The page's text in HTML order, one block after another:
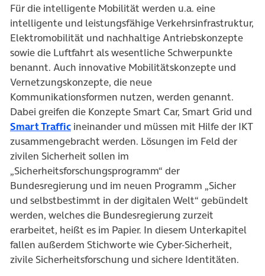
Für die intelligente Mobilität werden u.a. eine
intelligente und leistungsfähige Verkehrsinfrastruktur,
Elektromobilität und nachhaltige Antriebskonzepte
sowie die Luftfahrt als wesentliche Schwerpunkte
benannt. Auch innovative Mobilitätskonzepte und
Vernetzungskonzepte, die neue
Kommunikationsformen nutzen, werden genannt.
Dabei greifen die Konzepte Smart Car, Smart Grid und
Smart Traffic ineinander und müssen mit Hilfe der IKT
zusammengebracht werden. Lösungen im Feld der
zivilen Sicherheit sollen im
„Sicherheitsforschungsprogramm“ der
Bundesregierung und im neuen Programm „Sicher
und selbstbestimmt in der digitalen Welt“ gebündelt
werden, welches die Bundesregierung zurzeit
erarbeitet, heißt es im Papier. In diesem Unterkapitel
fallen außerdem Stichworte wie Cyber-Sicherheit,
zivile Sicherheitsforschung und sichere Identitäten.